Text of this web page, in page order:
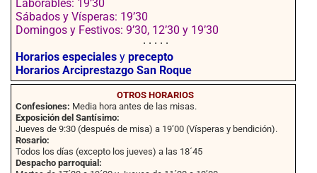
Laborables: 19’30
Sábados y Vísperas: 19’30
Domingos y Festivos: 9’30, 12’30 y 19’30
· · · · ·
Horarios especiales y precepto
Horarios Arciprestazgo San Roque
OTROS HORARIOS
Confesiones: Media hora antes de las misas.
Exposición del Santísimo:
Jueves de 9:30 (después de misa) a 19’00 (Vísperas y bendición).
Rosario:
Todos los días (excepto los jueves) a las 18´45
Despacho parroquial: